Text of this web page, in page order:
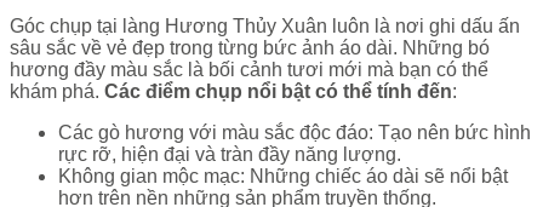
Góc chụp tại làng Hương Thủy Xuân luôn là nơi ghi dấu ấn
sâu sắc về vẻ đẹp trong từng bức ảnh áo dài. Những bó
hương đầy màu sắc là bối cảnh tươi mới mà bạn có thể
khám phá. Các điểm chụp nổi bật có thể tính đến:
Các gò hương với màu sắc độc đáo: Tạo nên bức hình
rực rỡ, hiện đại và tràn đầy năng lượng.
Không gian mộc mạc: Những chiếc áo dài sẽ nổi bật
hơn trên nền những sản phẩm truyền thống.